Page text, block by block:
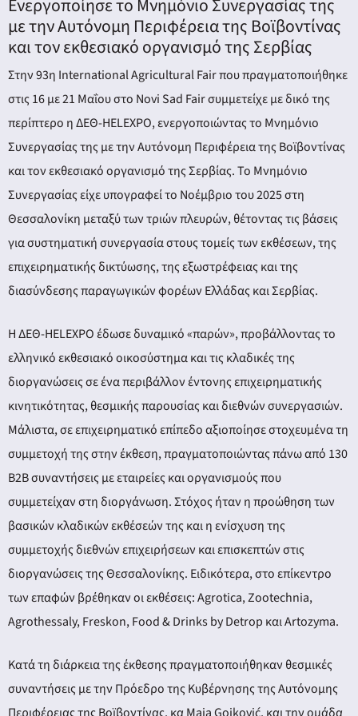
Ενεργοποίησε το Μνημόνιο Συνεργασίας της
με την Αυτόνομη Περιφέρεια της Βοϊβοντίνας
και τον εκθεσιακό οργανισμό της Σερβίας
Στην 93η International Agricultural Fair που πραγματοποιήθηκε
στις 16 με 21 Μαΐου στο Novi Sad Fair συμμετείχε με δικό της
περίπτερο η ΔΕΘ-HELEXPO, ενεργοποιώντας το Μνημόνιο
Συνεργασίας της με την Αυτόνομη Περιφέρεια της Βοϊβοντίνας
και τον εκθεσιακό οργανισμό της Σερβίας. Το Μνημόνιο
Συνεργασίας είχε υπογραφεί το Νοέμβριο του 2025 στη
Θεσσαλονίκη μεταξύ των τριών πλευρών, θέτοντας τις βάσεις
για συστηματική συνεργασία στους τομείς των εκθέσεων, της
επιχειρηματικής δικτύωσης, της εξωστρέφειας και της
διασύνδεσης παραγωγικών φορέων Ελλάδας και Σερβίας.
Η ΔΕΘ-HELEXPO έδωσε δυναμικό «παρών», προβάλλοντας το
ελληνικό εκθεσιακό οικοσύστημα και τις κλαδικές της
διοργανώσεις σε ένα περιβάλλον έντονης επιχειρηματικής
κινητικότητας, θεσμικής παρουσίας και διεθνών συνεργασιών.
Μάλιστα, σε επιχειρηματικό επίπεδο αξιοποίησε στοχευμένα τη
συμμετοχή της στην έκθεση, πραγματοποιώντας πάνω από 130
B2B συναντήσεις με εταιρείες και οργανισμούς που
συμμετείχαν στη διοργάνωση. Στόχος ήταν η προώθηση των
βασικών κλαδικών εκθέσεών της και η ενίσχυση της
συμμετοχής διεθνών επιχειρήσεων και επισκεπτών στις
διοργανώσεις της Θεσσαλονίκης. Ειδικότερα, στο επίκεντρο
των επαφών βρέθηκαν οι εκθέσεις: Agrotica, Zootechnia,
Agrothessaly, Freskon, Food & Drinks by Detrop και Artozyma.
Κατά τη διάρκεια της έκθεσης πραγματοποιήθηκαν θεσμικές
συναντήσεις με την Πρόεδρο της Κυβέρνησης της Αυτόνομης
Περιφέρειας της Βοϊβοντίνας, κα Maja Gojković, και την ομάδα